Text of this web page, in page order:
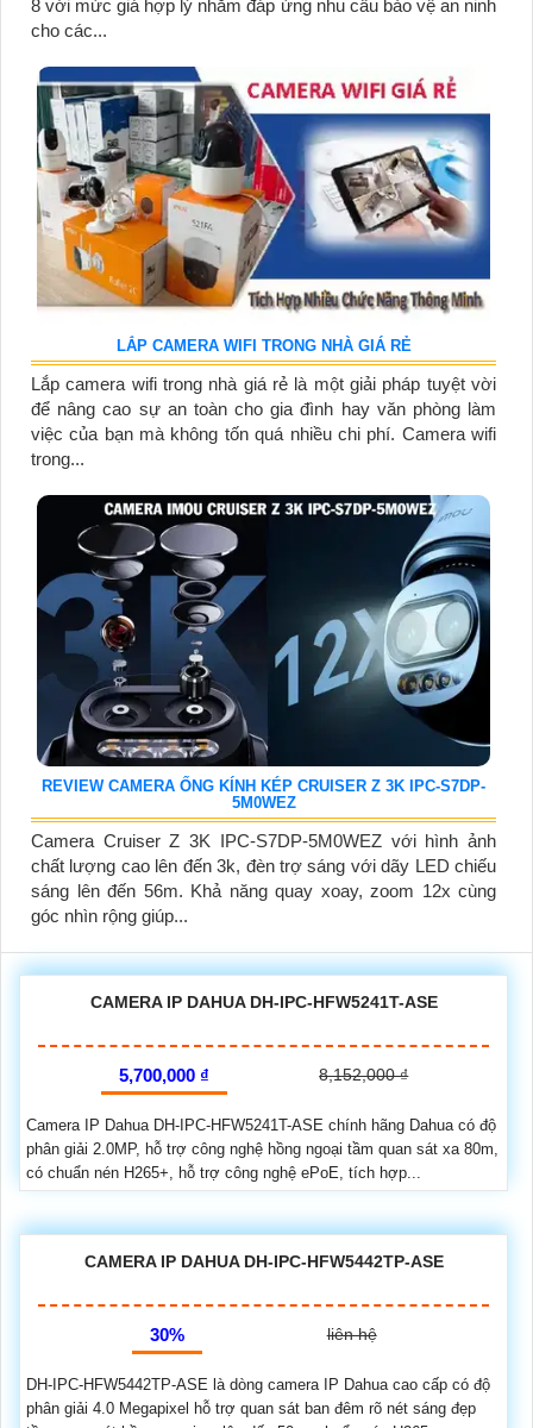
8 với mức giá hợp lý nhằm đáp ứng nhu cầu bảo vệ an ninh
cho các...
LẮP CAMERA WIFI TRONG NHÀ GIÁ RẺ
Lắp camera wifi trong nhà giá rẻ là một giải pháp tuyệt vời
để nâng cao sự an toàn cho gia đình hay văn phòng làm
việc của bạn mà không tốn quá nhiều chi phí. Camera wifi
trong...
REVIEW CAMERA ỐNG KÍNH KÉP CRUISER Z 3K IPC-S7DP-
5M0WEZ
Camera Cruiser Z 3K IPC-S7DP-5M0WEZ với hình ảnh
chất lượng cao lên đến 3k, đèn trợ sáng với dãy LED chiếu
sáng lên đến 56m. Khả năng quay xoay, zoom 12x cùng
góc nhìn rộng giúp...
CAMERA IP DAHUA DH-IPC-HFW5241T-ASE
5,700,000 ₫ 8,152,000 ₫
Camera IP Dahua DH-IPC-HFW5241T-ASE chính hãng Dahua có độ
phân giải 2.0MP, hỗ trợ công nghệ hồng ngoại tầm quan sát xa 80m,
có chuẩn nén H265+, hỗ trợ công nghệ ePoE, tích hợp...
CAMERA IP DAHUA DH-IPC-HFW5442TP-ASE
30% liên hệ
DH-IPC-HFW5442TP-ASE là dòng camera IP Dahua cao cấp có độ
phân giải 4.0 Megapixel hỗ trợ quan sát ban đêm rõ nét sáng đẹp